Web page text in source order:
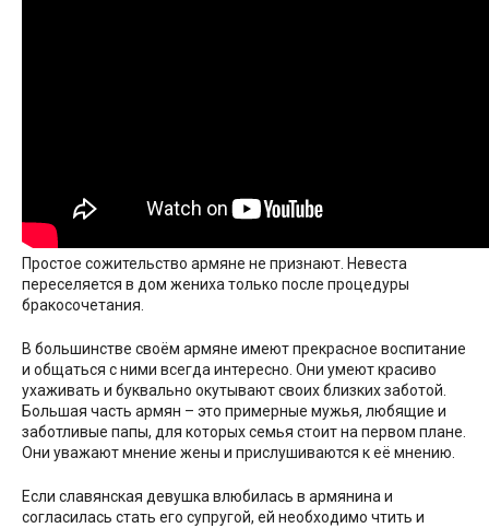
Простое сожительство армяне не признают. Невеста
переселяется в дом жениха только после процедуры
бракосочетания.
В большинстве своём армяне имеют прекрасное воспитание
и общаться с ними всегда интересно. Они умеют красиво
ухаживать и буквально окутывают своих близких заботой.
Большая часть армян – это примерные мужья, любящие и
заботливые папы, для которых семья стоит на первом плане.
Они уважают мнение жены и прислушиваются к её мнению.
Если славянская девушка влюбилась в армянина и
согласилась стать его супругой, ей необходимо чтить и